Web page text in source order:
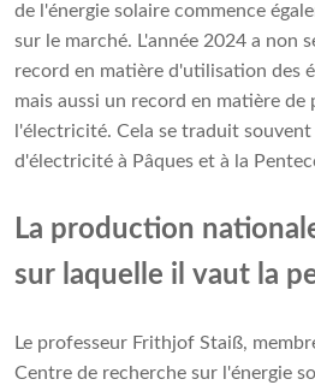
de l'énergie solaire commence
sur le marché. L'année 2024 a non
record en matière d'utilisation des
mais aussi un record en matière de
l'électricité. Cela se traduit
d'électricité à Pâques et à la
La production
sur laquelle il vaut la
Le professeur Frithjof Staiß,
Centre de recherche sur l'énergie